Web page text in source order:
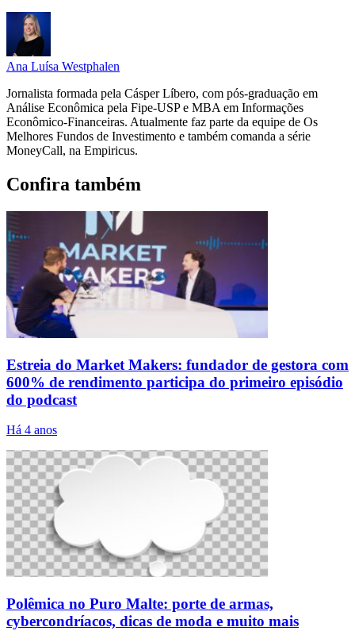
Ana Luísa Westphalen
Jornalista formada pela Cásper Líbero, com pós-graduação em
Análise Econômica pela Fipe-USP e MBA em Informações
Econômico-Financeiras. Atualmente faz parte da equipe de Os
Melhores Fundos de Investimento e também comanda a série
MoneyCall, na Empiricus.
Confira também
Estreia do Market Makers: fundador de gestora com
600% de rendimento participa do primeiro episódio
do podcast
Há 4 anos
Polêmica no Puro Malte: porte de armas,
cybercondríacos, dicas de moda e muito mais